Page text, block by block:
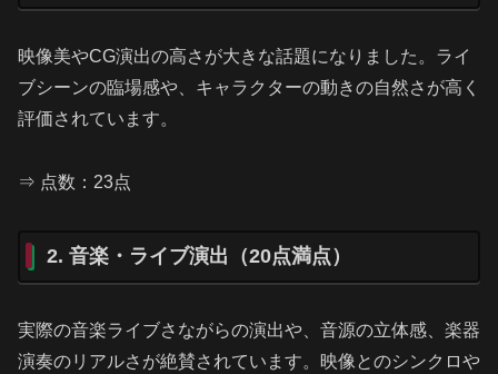
映像美やCG演出の高さが大きな話題になりました。ライ
ブシーンの臨場感や、キャラクターの動きの自然さが高く
評価されています。
⇒ 点数：23点
2. 音楽・ライブ演出（20点満点）
実際の音楽ライブさながらの演出や、音源の立体感、楽器
演奏のリアルさが絶賛されています。映像とのシンクロや